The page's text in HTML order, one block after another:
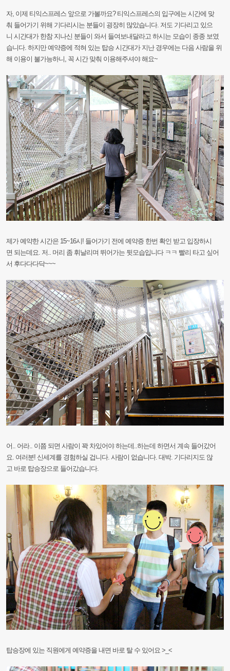
자, 이제 티익스프레스 앞으로 가볼까요? 티익스프레스의 입구에는 시간에 맞
춰 들어가기 위해 기다리시는 분들이 굉장히 많았습니다. 저도 기다리고 있으
니 시간대가 한참 지나신 분들이 와서 들여보내달라고 하시는 모습이 종종 보였
습니다. 하지만 예약증에 적혀 있는 탑승 시간대가 지난 경우에는 다음 사람을 위
해 이용이 불가능하니, 꼭 시간 맞춰 이용해주셔야 해요~
제가 예약한 시간은 15~16시! 들어가기 전에 예약증 한번 확인 받고 입장하시
면 되는데요. 저.. 머리 좀 휘날리며 뛰어가는 뒷모습입니다 ㅋㅋ 빨리 타고 싶어
서 후다다다닥~~~
어.. 어라.. 이쯤 되면 사람이 꽉 차있어야 하는데..하는데 하면서 계속 들어갔어
요. 여러분! 신세계를 경험하실 겁니다. 사람이 없습니다. 대박. 기다리지도 않
고 바로 탑승장으로 들어갔습니다.
탑승장에 있는 직원에게 예약증을 내면 바로 탈 수 있어요 >_<